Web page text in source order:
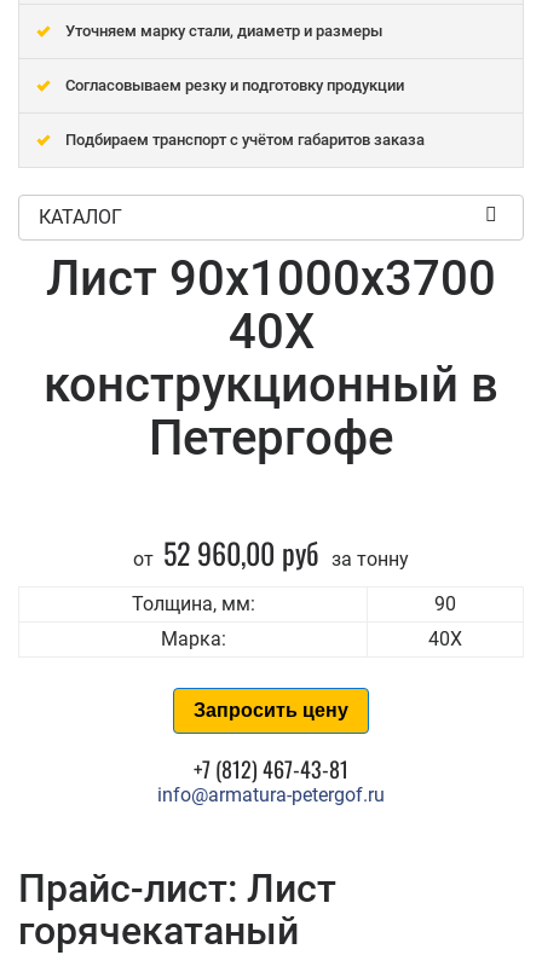
Уточняем марку стали, диаметр и размеры
Согласовываем резку и подготовку продукции
Подбираем транспорт с учётом габаритов заказа
КАТАЛОГ
Лист 90x1000x3700
40Х
конструкционный в
Петергофе
от 52 960,00 руб за тонну
Толщина, мм:
90
Марка:
40Х
Запросить цену
+7 (812) 467-43-81
info@armatura-petergof.ru
Прайс-лист: Лист
горячекатаный